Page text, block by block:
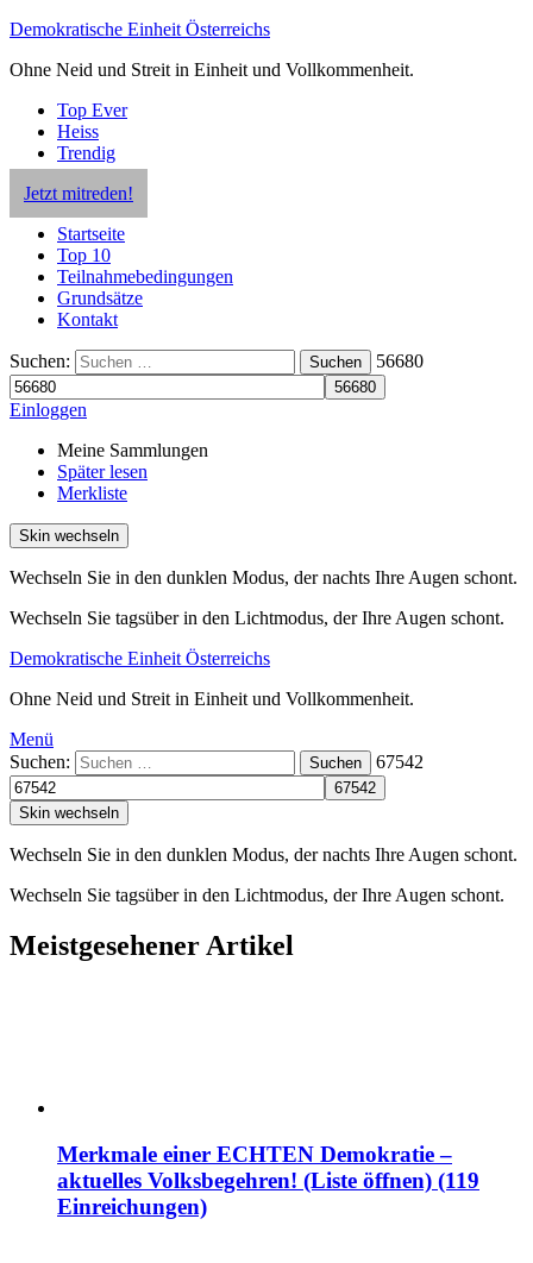
Demokratische Einheit Österreichs
Ohne Neid und Streit in Einheit und Vollkommenheit.
Top Ever
Heiss
Trendig
Jetzt mitreden!
Startseite
Top 10
Teilnahmebedingungen
Grundsätze
Kontakt
Suchen: Suchen 56680
Einloggen
Meine Sammlungen
Später lesen
Merkliste
Skin wechseln
Wechseln Sie in den dunklen Modus, der nachts Ihre Augen schont.
Wechseln Sie tagsüber in den Lichtmodus, der Ihre Augen schont.
Demokratische Einheit Österreichs
Ohne Neid und Streit in Einheit und Vollkommenheit.
Menü
Suchen:
Suchen 67542
Skin wechseln
Wechseln Sie in den dunklen Modus, der nachts Ihre Augen schont.
Wechseln Sie tagsüber in den Lichtmodus, der Ihre Augen schont.
Meistgesehener Artikel
Merkmale einer ECHTEN Demokratie –
aktuelles Volksbegehren! (Liste öffnen) (119
Einreichungen)